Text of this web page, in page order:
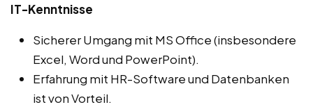
IT-Kenntnisse
Sicherer Umgang mit MS Office (insbesondere
Excel, Word und PowerPoint).
Erfahrung mit HR-Software und Datenbanken
ist von Vorteil.